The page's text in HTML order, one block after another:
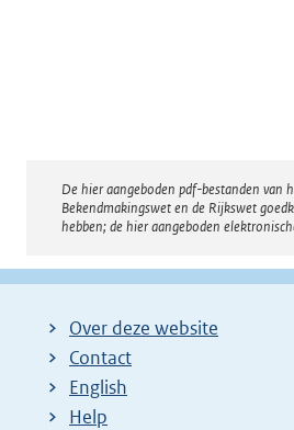
Disclaimer
De hier aangeboden pdf-bestanden van
Bekendmakingswet en de Rijkswet
hebben; de hier aangeboden
Over deze website
Contact
English
Help